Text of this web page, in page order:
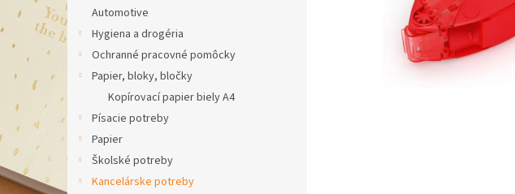
Automotive
Hygiena a drogéria
Ochranné pracovné pomôcky
Papier, bloky, bločky
Kopírovací papier biely A4
Písacie potreby
Papier
Školské potreby
Kancelárske potreby